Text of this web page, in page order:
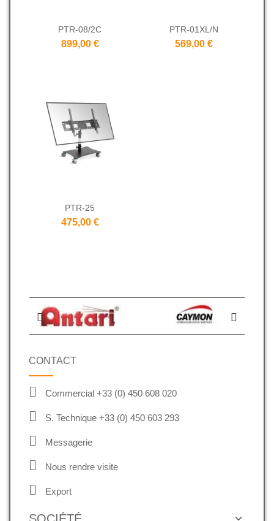
PTR-08/2C
899,00 €
PTR-01XL/N
569,00 €
PTR-25
475,00 €
CONTACT
Commercial +33 (0) 450 608 020
S. Technique +33 (0) 450 603 293
Messagerie
Nous rendre visite
Export